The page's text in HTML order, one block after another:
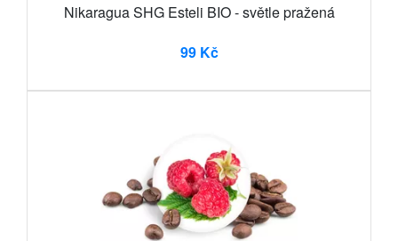
Nikaragua SHG Esteli BIO - světle pražená
99 Kč